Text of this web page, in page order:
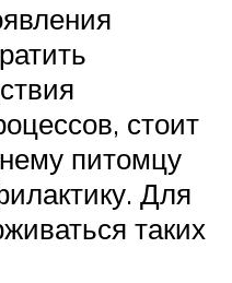
стоит
питомцу
Для
таких